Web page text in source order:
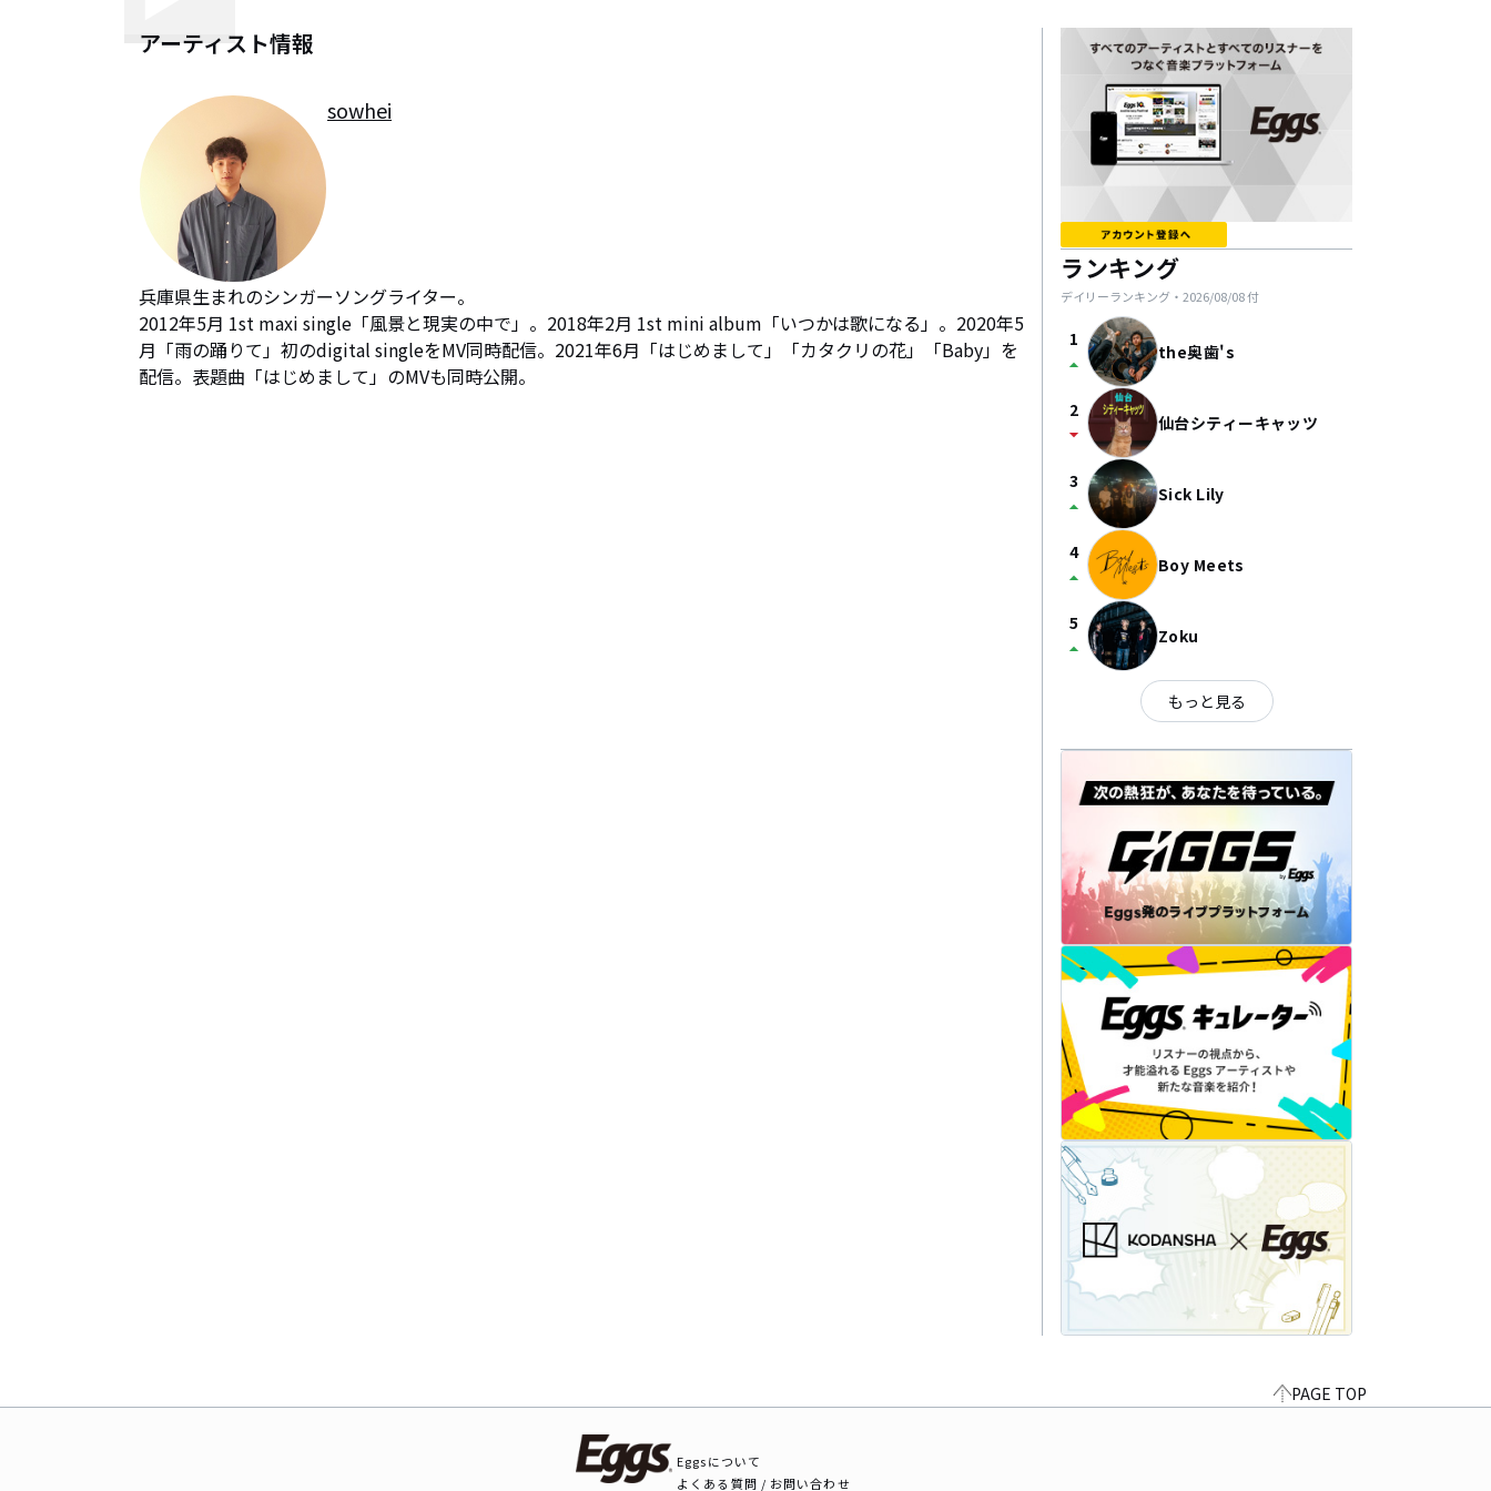
アーティスト情報
sowhei
兵庫県生まれのシンガーソングライター。
2012年5月 1st maxi single「風景と現実の中で」。2018年2月 1st mini album「いつかは歌になる」。2020年5
月「雨の踊りて」初のdigital singleをMV同時配信。2021年6月「はじめまして」「カタクリの花」「Baby」を
配信。表題曲「はじめまして」のMVも同時公開。
ランキング
デイリーランキング・ 2026/08/08付
1
arrow_drop_up the奥歯's
2
arrow_drop_down 仙台シティーキャッツ
3
arrow_drop_up Sick Lily
4
arrow_drop_up Boy Meets
5
arrow_drop_up Zoku
もっと見る
PAGE TOP
Eggsについて
よくある質問 / お問い合わせ